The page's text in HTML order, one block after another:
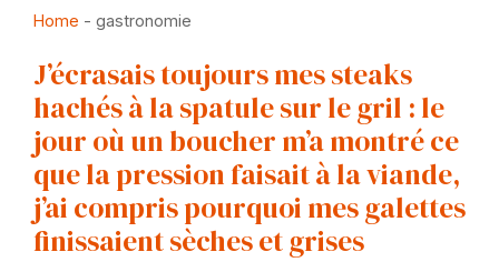
Home - gastronomie
J’écrasais toujours mes steaks
hachés à la spatule sur le gril : le
jour où un boucher m’a montré ce
que la pression faisait à la viande,
j’ai compris pourquoi mes galettes
finissaient sèches et grises